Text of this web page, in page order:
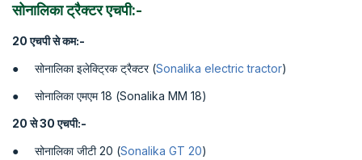
सोनालिका ट्रैक्टर एचपी:-
20 एचपीसेकम:-
● सोनालिका इलेक्ट्रिक ट्रैक्टर (Sonalika electric tractor)
● सोनालिका एमएम 18 (Sonalika MM 18)
20 से30एचपी:-
● सोनालिका जीटी 20 (Sonalika GT 20)